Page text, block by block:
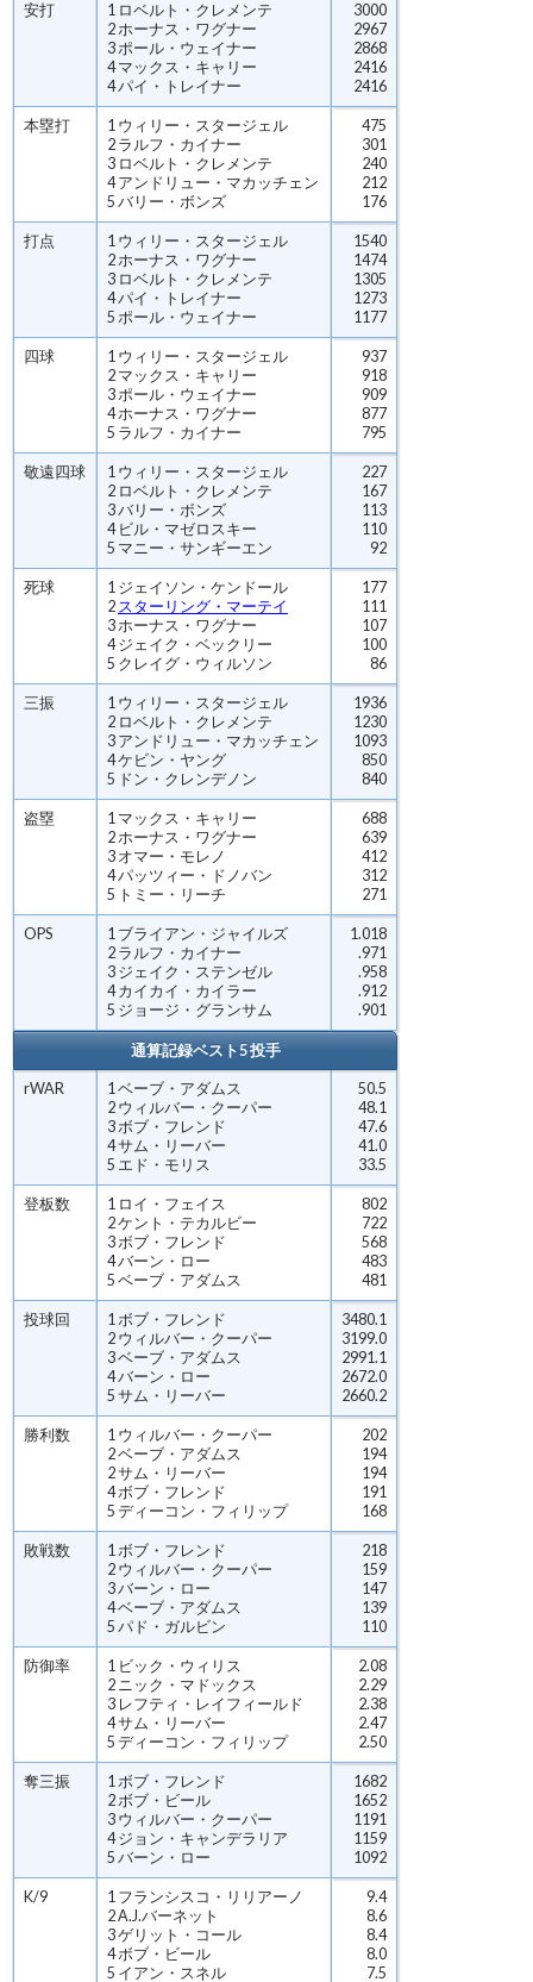
安打
1 ロベルト・クレメンテ
2 ホーナス・ワグナー
3 ポール・ウェイナー
4 マックス・キャリー
4 パイ・トレイナー
3000
2967
2868
2416
2416
本塁打
1 ウィリー・スタージェル
2 ラルフ・カイナー
3 ロベルト・クレメンテ
4 アンドリュー・マカッチェン
5 バリー・ボンズ
475
301
240
212
176
打点
1 ウィリー・スタージェル
2 ホーナス・ワグナー
3 ロベルト・クレメンテ
4 パイ・トレイナー
5 ポール・ウェイナー
1540
1474
1305
1273
1177
四球
1 ウィリー・スタージェル
2 マックス・キャリー
3 ポール・ウェイナー
4 ホーナス・ワグナー
5 ラルフ・カイナー
937
918
909
877
795
敬遠四球
1 ウィリー・スタージェル
2 ロベルト・クレメンテ
3 バリー・ボンズ
4 ビル・マゼロスキー
5 マニー・サンギーエン
227
167
113
110
92
死球
1 ジェイソン・ケンドール
2 スターリング・マーテイ
3 ホーナス・ワグナー
4 ジェイク・ベックリー
5 クレイグ・ウィルソン
177
111
107
100
86
三振
1 ウィリー・スタージェル
2 ロベルト・クレメンテ
3 アンドリュー・マカッチェン
4 ケビン・ヤング
5 ドン・クレンデノン
1936
1230
1093
850
840
盗塁
1 マックス・キャリー
2 ホーナス・ワグナー
3 オマー・モレノ
4 パッツィー・ドノバン
5 トミー・リーチ
688
639
412
312
271
OPS
1 ブライアン・ジャイルズ
2 ラルフ・カイナー
3 ジェイク・ステンゼル
4 カイカイ・カイラー
5 ジョージ・グランサム
1.018
.971
.958
.912
.901
通算記録ベスト5 投手
rWAR
1 ベーブ・アダムス
2 ウィルバー・クーパー
3 ボブ・フレンド
4 サム・リーバー
5 エド・モリス
50.5
48.1
47.6
41.0
33.5
登板数
1 ロイ・フェイス
2 ケント・テカルビー
3 ボブ・フレンド
4 バーン・ロー
5 ベーブ・アダムス
802
722
568
483
481
投球回
1 ボブ・フレンド
2 ウィルバー・クーパー
3 ベーブ・アダムス
4 バーン・ロー
5 サム・リーバー
3480.1
3199.0
2991.1
2672.0
2660.2
勝利数
1 ウィルバー・クーパー
2 ベーブ・アダムス
2 サム・リーバー
4 ボブ・フレンド
5 ディーコン・フィリップ
202
194
194
191
168
敗戦数
1 ボブ・フレンド
2 ウィルバー・クーパー
3 バーン・ロー
4 ベーブ・アダムス
5 パド・ガルビン
218
159
147
139
110
防御率
1 ビック・ウィリス
2 ニック・マドックス
3 レフティ・レイフィールド
4 サム・リーバー
5 ディーコン・フィリップ
2.08
2.29
2.38
2.47
2.50
奪三振
1 ボブ・フレンド
2 ボブ・ビール
3 ウィルバー・クーパー
4 ジョン・キャンデラリア
5 バーン・ロー
1682
1652
1191
1159
1092
K/9
1 フランシスコ・リリアーノ
2 A.J.バーネット
3 ゲリット・コール
4 ボブ・ビール
5 イアン・スネル
9.4
8.6
8.4
8.0
7.5